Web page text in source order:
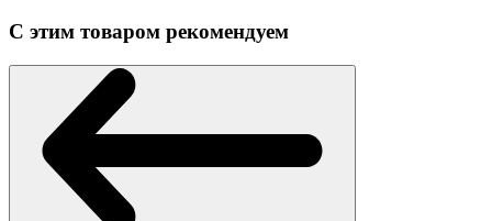
С этим товаром рекомендуем